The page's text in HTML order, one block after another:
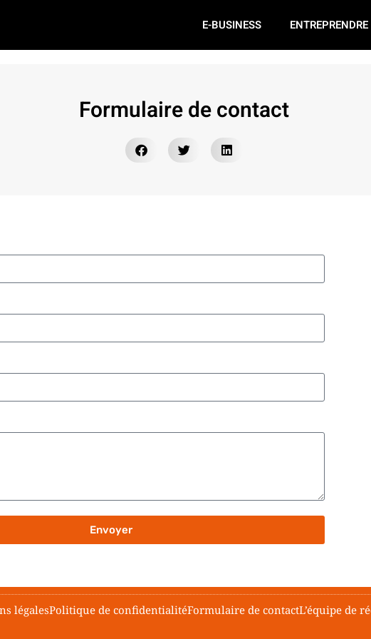
E-BUSINESS ENTREPRENDRE
Formulaire de contact
Envoyer
légalesPolitique de confidentialitéFormulaire de contactL’équipe de